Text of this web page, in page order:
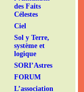
des Faits
Célestes
Ciel
Sol y Terre,
système et
logique
SORI’Astres
FORUM
L’association